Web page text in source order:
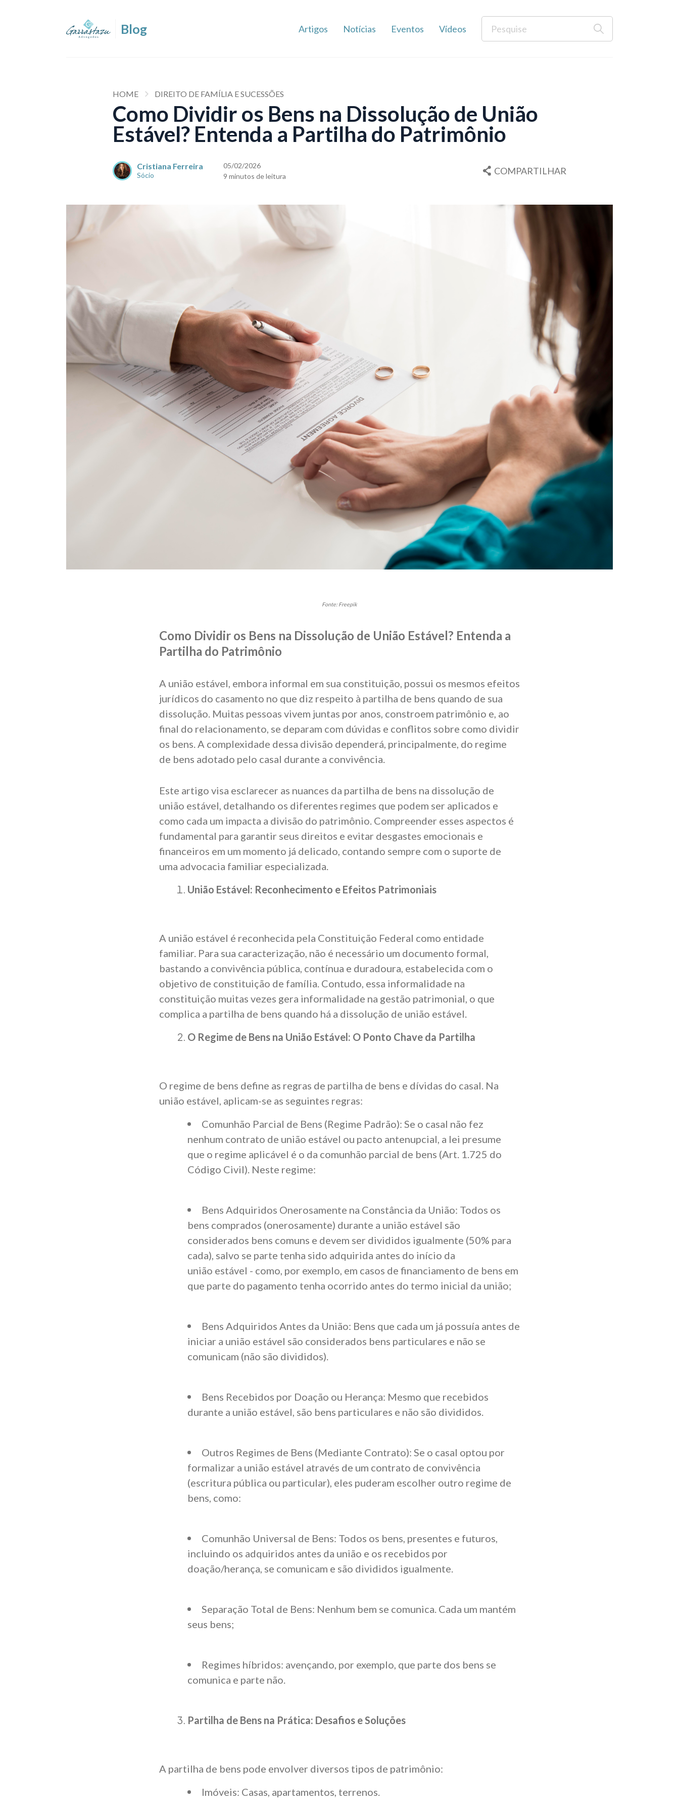
Artigos Notícias Eventos Vídeos
HOME DIREITO DE FAMÍLIA E SUCESSÕES
Como Dividir os Bens na Dissolução de União
Estável? Entenda a Partilha do Patrimônio
Cristiana Ferreira
Sócio
05/02/2026
9 minutos de leitura
COMPARTILHAR
Fonte: Freepik
Como Dividir os Bens na Dissolução de União Estável? Entenda a
Partilha do Patrimônio
A união estável, embora informal em sua constituição, possui os mesmos efeitos
jurídicos do casamento no que diz respeito à partilha de bens quando de sua
dissolução. Muitas pessoas vivem juntas por anos, constroem patrimônio e, ao
final do relacionamento, se deparam com dúvidas e conflitos sobre como dividir
os bens. A complexidade dessa divisão dependerá, principalmente, do regime
de bens adotado pelo casal durante a convivência.
Este artigo visa esclarecer as nuances da partilha de bens na dissolução de
união estável, detalhando os diferentes regimes que podem ser aplicados e
como cada um impacta a divisão do patrimônio. Compreender esses aspectos é
fundamental para garantir seus direitos e evitar desgastes emocionais e
financeiros em um momento já delicado, contando sempre com o suporte de
uma advocacia familiar especializada.
União Estável: Reconhecimento e Efeitos Patrimoniais
A união estável é reconhecida pela Constituição Federal como entidade
familiar. Para sua caracterização, não é necessário um documento formal,
bastando a convivência pública, contínua e duradoura, estabelecida com o
objetivo de constituição de família. Contudo, essa informalidade na
constituição muitas vezes gera informalidade na gestão patrimonial, o que
complica a partilha de bens quando há a dissolução de união estável.
O Regime de Bens na União Estável: O Ponto Chave da Partilha
O regime de bens define as regras de partilha de bens e dívidas do casal. Na
união estável, aplicam-se as seguintes regras:
Comunhão Parcial de Bens (Regime Padrão): Se o casal não fez
nenhum contrato de união estável ou pacto antenupcial, a lei presume
que o regime aplicável é o da comunhão parcial de bens (Art. 1.725 do
Código Civil). Neste regime:
Bens Adquiridos Onerosamente na Constância da União: Todos os
bens comprados (onerosamente) durante a união estável são
considerados bens comuns e devem ser divididos igualmente (50% para
cada), salvo se parte tenha sido adquirida antes do início da
união estável - como, por exemplo, em casos de financiamento de bens em
que parte do pagamento tenha ocorrido antes do termo inicial da união;
Bens Adquiridos Antes da União: Bens que cada um já possuía antes de
iniciar a união estável são considerados bens particulares e não se
comunicam (não são divididos).
Bens Recebidos por Doação ou Herança: Mesmo que recebidos
durante a união estável, são bens particulares e não são divididos.
Outros Regimes de Bens (Mediante Contrato): Se o casal optou por
formalizar a união estável através de um contrato de convivência
(escritura pública ou particular), eles puderam escolher outro regime de
bens, como:
Comunhão Universal de Bens: Todos os bens, presentes e futuros,
incluindo os adquiridos antes da união e os recebidos por
doação/herança, se comunicam e são divididos igualmente.
Separação Total de Bens: Nenhum bem se comunica. Cada um mantém
seus bens;
Regimes híbridos: avençando, por exemplo, que parte dos bens se
comunica e parte não.
Partilha de Bens na Prática: Desafios e Soluções
A partilha de bens pode envolver diversos tipos de patrimônio:
Imóveis: Casas, apartamentos, terrenos.